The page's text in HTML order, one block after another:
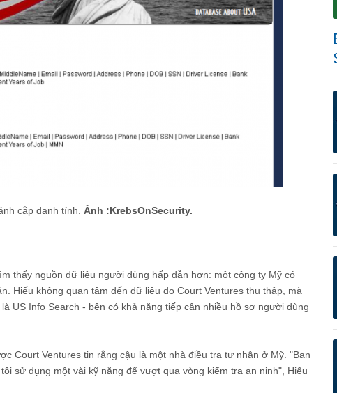
cắp danh tính. Ảnh :KrebsOnSecurity.
thấy nguồn dữ liệu người dùng hấp dẫn hơn: một công ty Mỹ có
Hiếu không quan tâm đến dữ liệu do Court Ventures thu thập, mà
US Info Search - bên có khả năng tiếp cận nhiều hồ sơ người dùng
Court Ventures tin rằng cậu là một nhà điều tra tư nhân ở Mỹ. "Ban
sử dụng một vài kỹ năng để vượt qua vòng kiểm tra an ninh", Hiếu